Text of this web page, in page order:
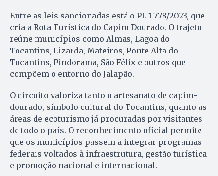
Entre as leis sancionadas está o PL 1.778/2023, que
cria a Rota Turística do Capim Dourado. O trajeto
reúne municípios como Almas, Lagoa do
Tocantins, Lizarda, Mateiros, Ponte Alta do
Tocantins, Pindorama, São Félix e outros que
compõem o entorno do Jalapão.
O circuito valoriza tanto o artesanato de capim-
dourado, símbolo cultural do Tocantins, quanto as
áreas de ecoturismo já procuradas por visitantes
de todo o país. O reconhecimento oficial permite
que os municípios passem a integrar programas
federais voltados à infraestrutura, gestão turística
e promoção nacional e internacional.